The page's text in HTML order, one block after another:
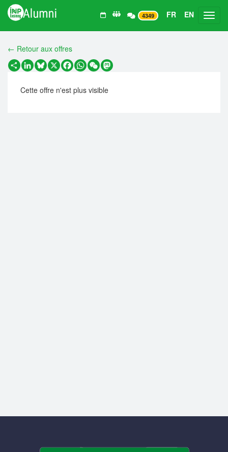
4349 FR EN
← Retour aux offres
PartagerLinkedIn
Bluesky
X Facebook
WhatsApp
WeChatMastodon
Cette offre n'est plus visible